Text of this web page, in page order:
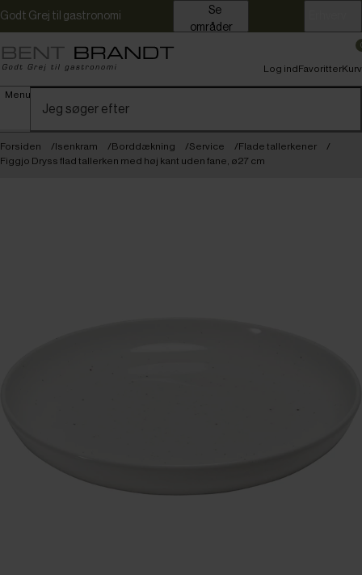
Godt Grej til gastronomi
områder
Menu
Log indFavoritterKurv
Forsiden Isenkram Borddækning Service
Flade tallerkener
Figgjo Dryss flad tallerken med høj kant uden fane, ø27 cm